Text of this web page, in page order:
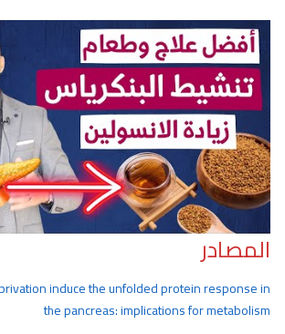
المصادر
induce the unfolded protein response in
the pancreas: implications for metabolism